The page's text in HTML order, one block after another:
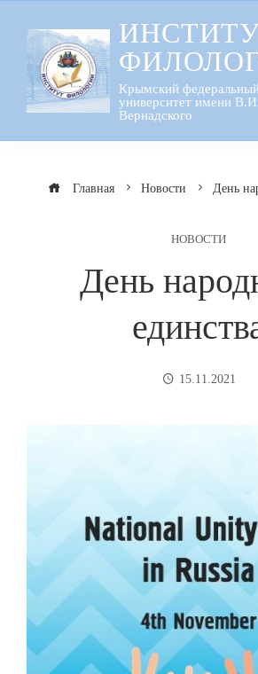
содержанию
Крымский федеральный
университет имени
Вернадского
Главная Новости День
НОВОСТИ
День
15.11.2021